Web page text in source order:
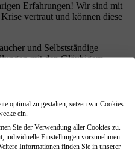
Erfahrungen! Wir sind mit
vertraut und können diese
und Selbstständige
mit den Gläubigern
Vermeidung des
Begleitung durch das
und dem
optimal zu gestalten, setzen wir Cookies
ein.
Sie der Verwendung aller Cookies zu.
individuelle Einstellungen vorzunehmen.
Informationen finden Sie in unserer